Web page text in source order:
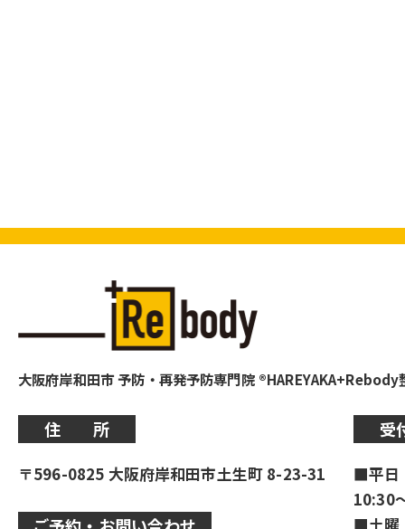
大阪府岸和田市 予防・再発予防専門院 ®HAREYAKA+Rebody
住 所
〒596-0825 大阪府岸和田市土生町 8-23-31
受
■平日
10:30
■土曜